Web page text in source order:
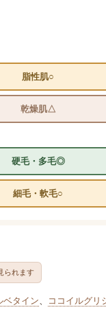
脂性肌○
乾燥肌△
硬毛・多毛◎
細毛・軟毛○
られます
ベタイン、 ココイルグリ